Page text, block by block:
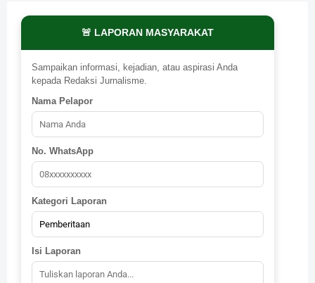
🚨 LAPORAN MASYARAKAT
Sampaikan informasi, kejadian, atau aspirasi Anda
kepada Redaksi Jurnalisme.
Nama Pelapor
No. WhatsApp
Kategori Laporan
Isi Laporan